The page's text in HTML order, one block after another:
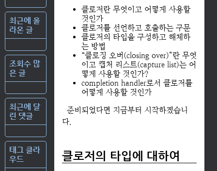
최근에 올
라온 글
조회수 많
은 글
최근에 달
린 댓글
태그 클라
우드
클로저란 무엇이고 어떻게 사용할
것인가
클로저를 선언하고 호출하는 구문
클로저의 타입을 구성하고 해체하
는 방법
“클로징 오버(closing over)”란 무엇
이고 캡처 리스트(capture list)는 어
떻게 사용할 것인가?
completion handler로서 클로저를
어떻게 사용할 것인가
준비되었다면 지금부터 시작하겠습니
다.
클로저의 타입에 대하여